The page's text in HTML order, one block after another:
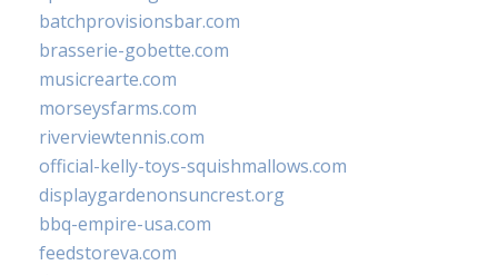
batchprovisionsbar.com
brasserie-gobette.com
musicrearte.com
morseysfarms.com
riverviewtennis.com
official-kelly-toys-squishmallows.com
displaygardenonsuncrest.org
bbq-empire-usa.com
feedstoreva.com